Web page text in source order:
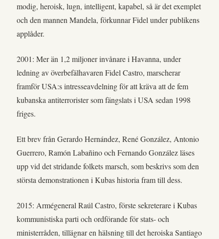
modig, heroisk, lugn, intelligent, kapabel, så är det exemplet
och den mannen Mandela, förkunnar Fidel under publikens
applåder.
2001: Mer än 1,2 miljoner invånare i Havanna, under
ledning av överbefälhavaren Fidel Castro, marscherar
framför USA:s intresseavdelning för att kräva att de fem
kubanska antiterrorister som fängslats i USA sedan 1998
friges.
Ett brev från Gerardo Hernández, René González, Antonio
Guerrero, Ramón Labañino och Fernando González läses
upp vid det stridande folkets marsch, som beskrivs som den
största demonstrationen i Kubas historia fram till dess.
2015: Armégeneral Raúl Castro, förste sekreterare i Kubas
kommunistiska parti och ordförande för stats- och
ministerråden, tillägnar en hälsning till det heroiska Santiago